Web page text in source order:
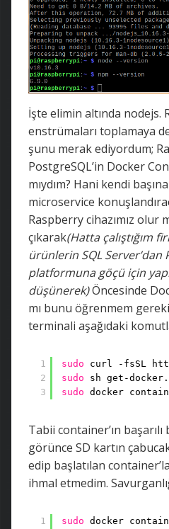
İşte elimin altında nodejs.
enstrümaları toplamaya
şunu merak ediyordum;
PostgreSQL’in Docker
mıydım? Hani kendi
microservice
Raspberry cihazımız olur
çıkarak(Hatta çalıştığım
ürünlerin SQL Server’dan
platformuna göçü için
düşünerek)Öncesinde
mı bunu öğrenmem
terminali aşağıdaki
1
2
3
sudo curl -fsSL
sudo
sh get-
sudo docker
Tabii container’ın başarılı
görünce SD kartın
edip başlatılan
ihmal etmedim.
1
sudo docker